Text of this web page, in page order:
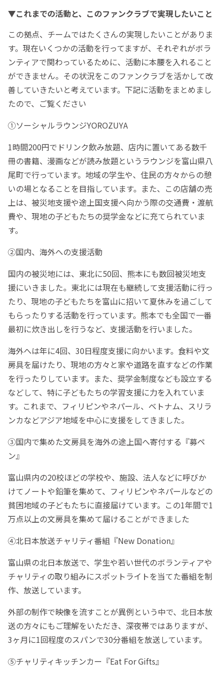
▼これまでの活動と、このファンクラブで実現したいこと
この拠点、チームではたくさんの実現したいことがありま
す。現在いくつかの活動を行ってますが、それぞれがボラ
ンティアで関わっているために、活動に本腰を入れること
ができません。その状況をこのファンクラブを活かして改
善していきたいと考えています。下記に活動をまとめまし
たので、ご覧ください
①ソーシャルラウンジYOROZUYA
1時間200円でドリンク飲み放題、店内に置いてある数千
冊の書籍、漫画などが読み放題というラウンジを富山県八
尾町で行っています。地域の学生や、住民の方々からの憩
いの場となることを目指しています。また、この店舗の売
上は、被災地支援や途上国支援へ向かう際の交通費・渡航
費や、現地の子どもたちの奨学金などに充てられていま
す。
②国内、海外への支援活動
国内の被災地には、東北に50回、熊本にも数回被災地支
援にいきました。東北には現在も継続して支援活動に行っ
たり、現地の子どもたちを富山に招いて夏休みを過ごして
もらったりする活動を行っています。熊本でも全国で一番
最初に炊き出しを行うなど、支援活動を行いました。
海外へは年に4回、30日程度支援に向かいます。食料や文
房具を届けたり、現地の方々と家や道路を直すなどの作業
を行ったりしています。また、奨学金制度なども設立する
などして、特に子どもたちの学習支援に力を入れていま
す。これまで、フィリピンやネパール、ベトナム、スリラ
ンカなどアジア地域を中心に支援をしてきました。
③国内で集めた文房具を海外の途上国へ寄付する『募ペ
ン』
富山県内の20校ほどの学校や、施設、法人などに呼びか
けてノートや鉛筆を集めて、フィリピンやネパールなどの
貧困地域の子どもたちに直接届けています。この1年間で1
万点以上の文房具を集めて届けることができました
④北日本放送チャリティ番組『New Donation』
富山県の北日本放送で、学生や若い世代のボランティアや
チャリティの取り組みにスポットライトを当てた番組を制
作、放送しています。
外部の制作で映像を流すことが異例という中で、北日本放
送の方々にもご理解をいただき、深夜帯ではありますが、
3ヶ月に1回程度のスパンで30分番組を放送しています。
⑤チャリティキッチンカー『Eat For Gifts』